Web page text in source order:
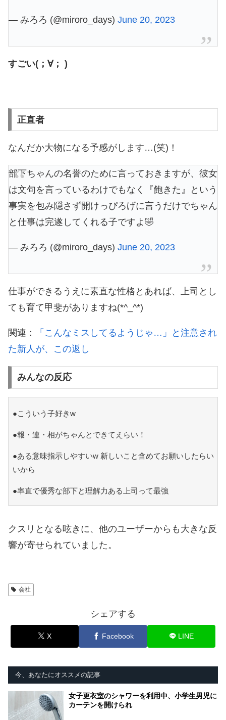
— みろろ (@miroro_days) June 20, 2023
すごい(；∀； )
正直者
なんだか大物になる予感がします…(笑)！
部下ちゃんの名誉のために言っておきますが、彼女
は文句を言っているわけでもなく『飽きた』という
事実を包み隠さず開けっぴろげに言うだけでちゃん
と仕事は完遂してくれる子ですよ🤣
— みろろ (@miroro_days) June 20, 2023
仕事ができるうえに素直な性格とあれば、上司とし
ても育て甲斐がありますね(*^_^*)
関連：
「こんなミスしてるようじゃ…」と注意され
た新人が、この返し
みんなの反応
●こういう子好きw
●報・連・相がちゃんとできてえらい！
●ある意味指示しやすいw 新しいこと含めてお願いしたらい
いから
●率直で優秀な部下と理解力ある上司って最強
クスリとなる呟きに、他のユーザーからも大きな反
響が寄せられていました。
会社
シェアする
X Facebook LINE
今、あなたにオススメの記事
女子更衣室のシャワーを利用中、小学生男児に
カーテンを開けられ